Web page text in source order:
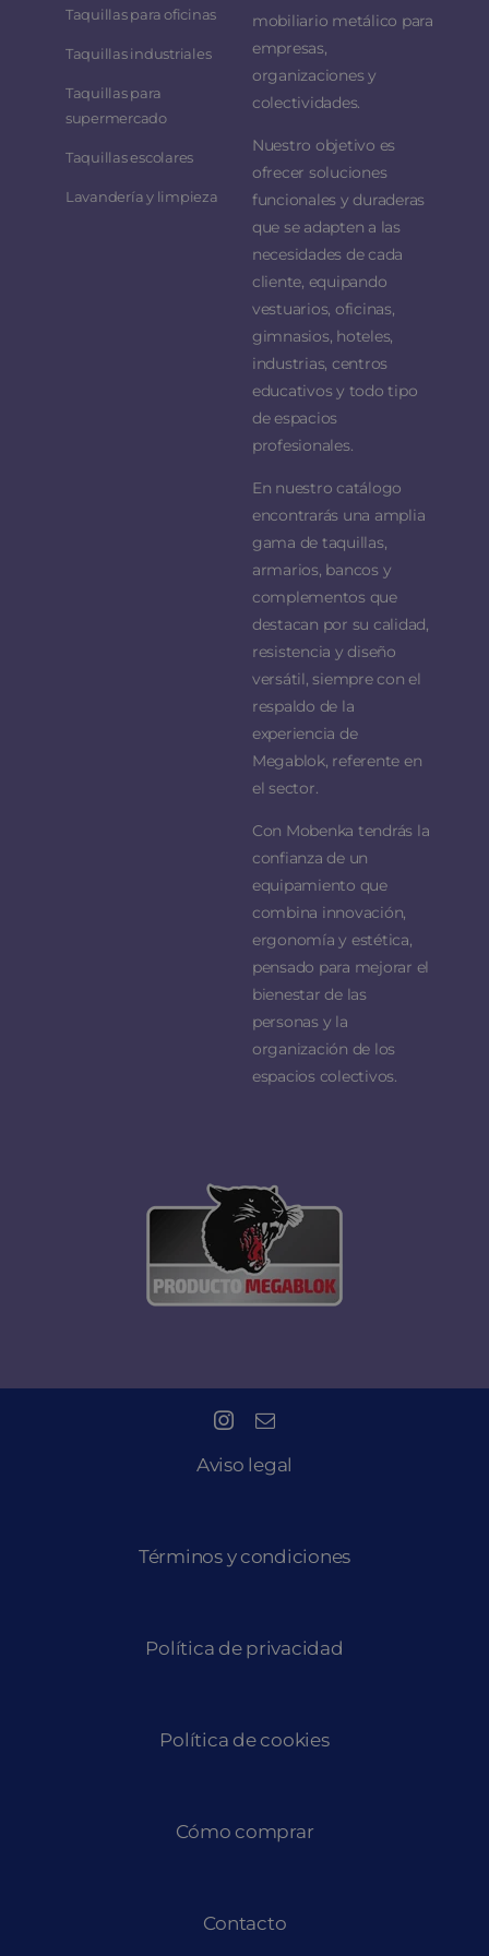
Taquillas para oficinas
Taquillas industriales
Taquillas para
supermercado
Taquillas escolares
Lavandería y limpieza
mobiliario metálico para
empresas,
organizaciones y
colectividades.
Nuestro objetivo es
ofrecer soluciones
funcionales y duraderas
que se adapten a las
necesidades de cada
cliente, equipando
vestuarios, oficinas,
gimnasios, hoteles,
industrias, centros
educativos y todo tipo
de espacios
profesionales.
En nuestro catálogo
encontrarás una amplia
gama de taquillas,
armarios, bancos y
complementos que
destacan por su calidad,
resistencia y diseño
versátil, siempre con el
respaldo de la
experiencia de
Megablok, referente en
el sector.
Con Mobenka tendrás la
confianza de un
equipamiento que
combina innovación,
ergonomía y estética,
pensado para mejorar el
bienestar de las
personas y la
organización de los
espacios colectivos.
Aviso legal
Términos y condiciones
Política de privacidad
Política de cookies
Cómo comprar
Contacto